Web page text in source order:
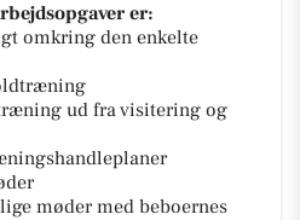
er:
omkring den enkelte
ud fra visitering og
møder med beboernes